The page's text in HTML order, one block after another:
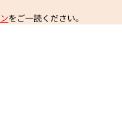
をご一読ください。